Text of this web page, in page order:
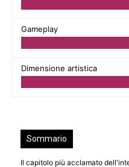
Gameplay
Dimensione artistica
Sommario
Il capitolo più acclamato